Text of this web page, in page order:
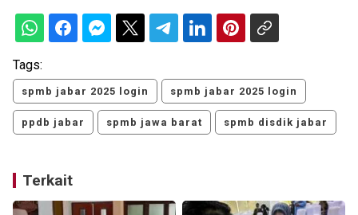
Tags:
spmb jabar 2025 login spmb jabar 2025 login
ppdb jabar spmb jawa barat spmb disdik jabar
Terkait